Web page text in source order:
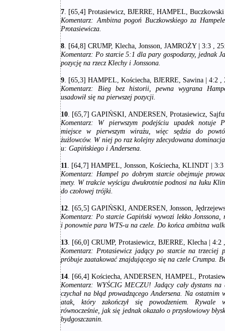
7 . [65,4] Protasiewicz, BJERRE, HAMPEL,
Komentarz: Ambitna pogoń Buczkowskiego za
Protasiewicza.
8 . [64,8] CRUMP, Klecha, Jonsson, JAMROŻY | 3:3 ,
Komentarz: Po starcie 5:1 dla pary gospodarzy, jednak
pozycję na rzecz Klechy i Jonssona.
9 . [65,3] HAMPEL, Kościecha, BJERRE, Sawina | 4:2 ,
Komentarz:
Bieg bez historii, pewna wygrana
usadowił się na pierwszej pozycji.
10 . [65,7] GAPIŃSKI, ANDERSEN, Protasiewicz,
Komentarz:
W pierwszym podejściu upadek notuje
miejsce w pierwszym wirażu, więc sędzia do
żużlowców. W niej po raz kolejny zdecydowana
u: Gapińskiego i Andersena.
11
. [64,7] HAMPEL, Jonsson, Kościecha, KLINDT |
Komentarz: Hampel po dobrym starcie obejmuje
mety. W trakcie wyścigu dwukrotnie podnosi na łuku
do czołowej trójki.
12 . [65,5] GAPIŃSKI, ANDERSEN, Jonsson,
Komentarz: Po starcie Gapiński wywozi lekko Jonssona,
i ponownie para WTS-u na czele. Do końca ambitna
13 . [66,0] CRUMP, Protasiewicz, BJERRE, Klecha | 4:2
Komentarz: Protasiewicz jadący po starcie na trzeciej
próbuje zaatakować znajdującego się na czele Crumpa.
14 . [66,4] Kościecha, ANDERSEN, HAMPEL,
Komentarz: WYŚCIG MECZU! Jadący cały dystans
czychał na błąd prowadzącego Andersena. Na ostatnim
atak, który zakończył się powodzeniem.
równocześnie, jak się jednak okazało o przysłowiowy
bydgoszczanin.